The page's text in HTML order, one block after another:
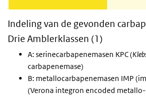
Indeling van de gevonden
Drie Amblerklassen (1)
A: serinecarbapenemasen KPC (
carbapenemase)
B: metallocarbapenemasen IMP
(Verona integron encoded